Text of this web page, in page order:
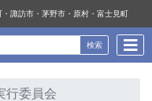
諏訪市・茅野市・原村・富士見町
行委員会